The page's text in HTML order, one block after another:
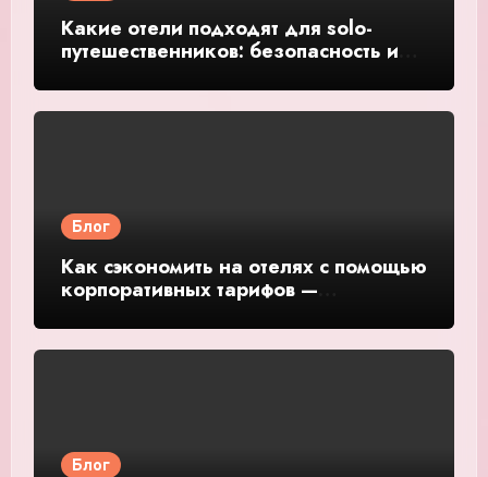
Какие отели подходят для solo-
путешественников: безопасность и
и обзор
Блог
Как сэкономить на отелях с помощью
корпоративных тарифов —
Блог